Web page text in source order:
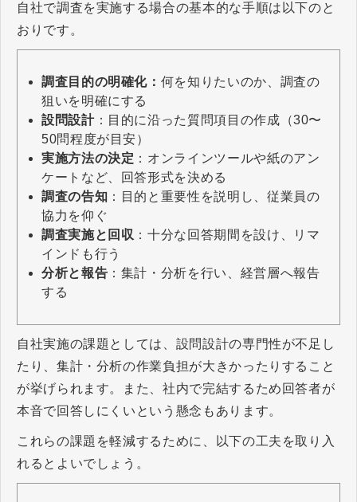
自社で調査を実施する場合の基本的な手順は以下のと
おりです。
調査目的の明確化： 何を知りたいのか、調査の
狙いを明確にする
設問設計：目的に沿った質問項目の作成（30〜
50問程度が目安）
実施方法の決定 ：オンラインツールや紙のアン
ケートなど、回答形式を決める
調査の告知 ：目的と重要性を説明し、従業員の
協力を仰ぐ
調査実施と回収 ：十分な回答期間を設け、リマ
インドも行う
分析と報告 ：集計・分析を行い、経営層へ報告
する
自社実施の課題としては、設問設計の専門性が不足し
たり、集計・分析の作業負担が大きかったりすること
が挙げられます。また、社内で完結するため回答者が
本音で回答しにくいという懸念もあります。
これらの課題を軽減するために、以下の工夫を取り入
れるとよいでしょう。